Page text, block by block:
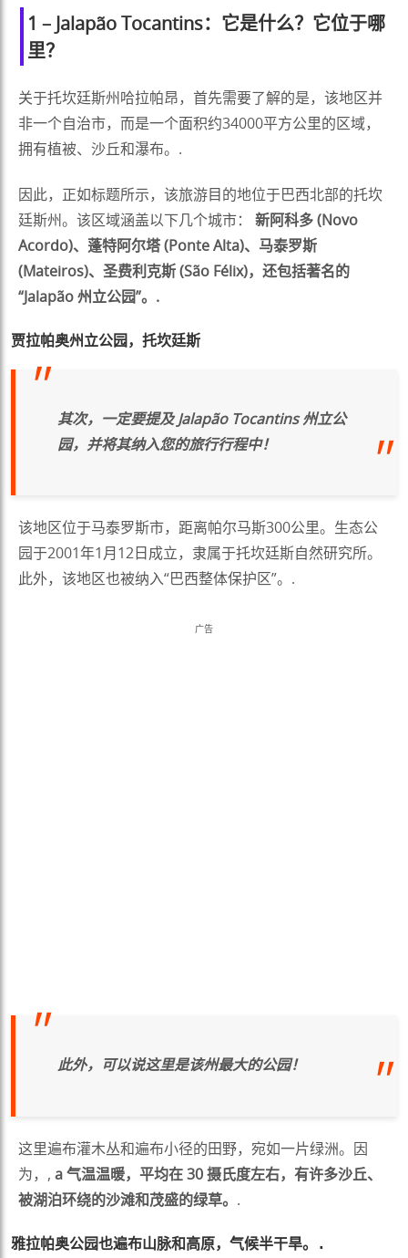
1 – Jalapão Tocantins：它是什么？它位于哪
里？
关于托坎廷斯州哈拉帕昂，首先需要了解的是，该地区并
非一个自治市，而是一个面积约34000平方公里的区域，
拥有植被、沙丘和瀑布。.
因此，正如标题所示，该旅游目的地位于巴西北部的托坎
廷斯州。该区域涵盖以下几个城市： 新阿科多 (Novo
Acordo)、蓬特阿尔塔 (Ponte Alta)、马泰罗斯
(Mateiros)、圣费利克斯 (São Félix)，还包括著名的
“Jalapão 州立公园”。.
贾拉帕奥州立公园，托坎廷斯
其次，一定要提及 Jalapão Tocantins 州立公
园，并将其纳入您的旅行行程中！
该地区位于马泰罗斯市，距离帕尔马斯300公里。生态公
园于2001年1月12日成立，隶属于托坎廷斯自然研究所。
此外，该地区也被纳入“巴西整体保护区”。.
广告
此外，可以说这里是该州最大的公园！
这里遍布灌木丛和遍布小径的田野，宛如一片绿洲。因
为，, a 气温温暖，平均在 30 摄氏度左右，有许多沙丘、
被湖泊环绕的沙滩和茂盛的绿草。 .
雅拉帕奥公园也遍布山脉和高原，气候半干旱。.